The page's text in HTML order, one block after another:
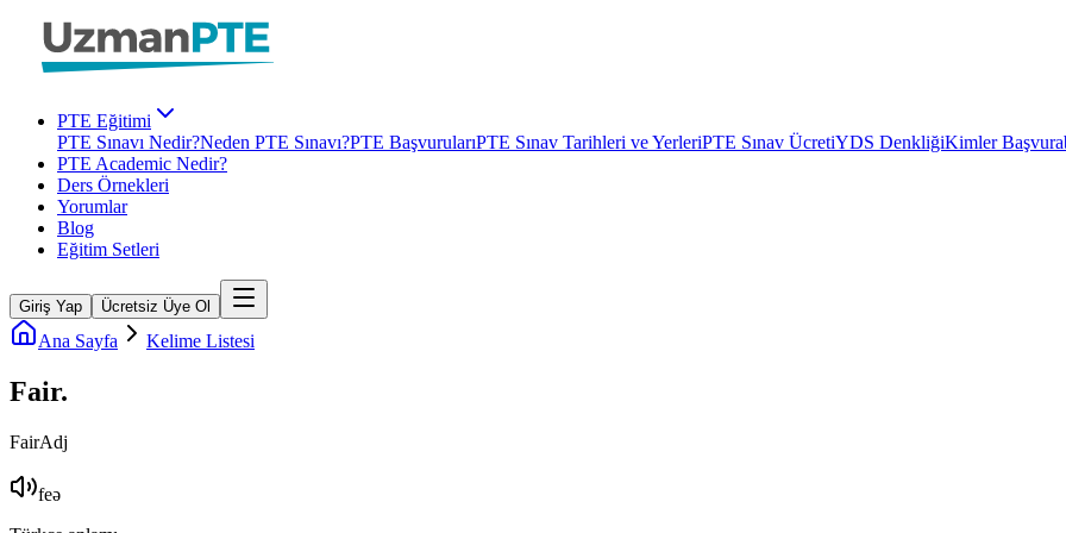
PTE Eğitimi
PTE Sınavı Nedir?Neden PTE Sınavı?PTE BaşvurularıPTE Sınav Tarihleri ve YerleriPTE Sınav ÜcretiYDS DenkliğiKimler
PTE Academic Nedir?
Ders Örnekleri
Yorumlar
Blog
Eğitim Setleri
Giriş Yap Ücretsiz Üye Ol
Ana Sayfa Kelime Listesi
Fair.
FairAdj
feə